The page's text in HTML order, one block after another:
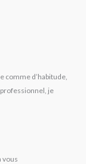
comme d’habitude,
je
vous